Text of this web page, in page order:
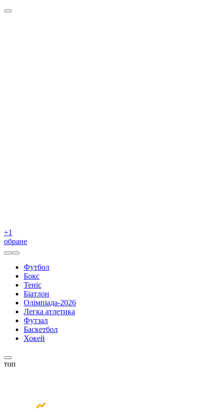
+1
обране
Футбол
Бокс
Теніс
Біатлон
Олімпіада-2026
Легка атлетика
Футзал
Баскетбол
Хокей
топ